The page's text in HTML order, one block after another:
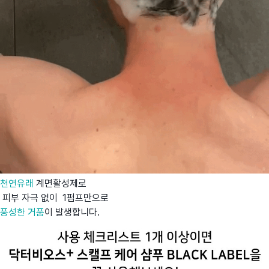
천연유래 계면활성제로
피부 자극 없이 1펌프만으로
풍성한 거품이 발생합니다.